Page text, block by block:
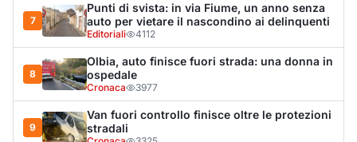
7
Punti di svista: in via Fiume, un anno senza
auto per vietare il nascondino ai delinquenti
Editoriali 4112
8
Olbia, auto finisce fuori strada: una donna in
ospedale
Cronaca 3977
9
Van fuori controllo finisce oltre le protezioni
stradali